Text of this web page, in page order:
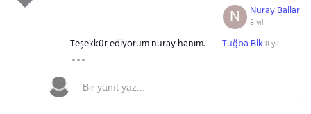
Nuray Ballar
8 yıl
N
Teşekkür ediyorum nuray hanım. Tuğba Blk 8 yıl